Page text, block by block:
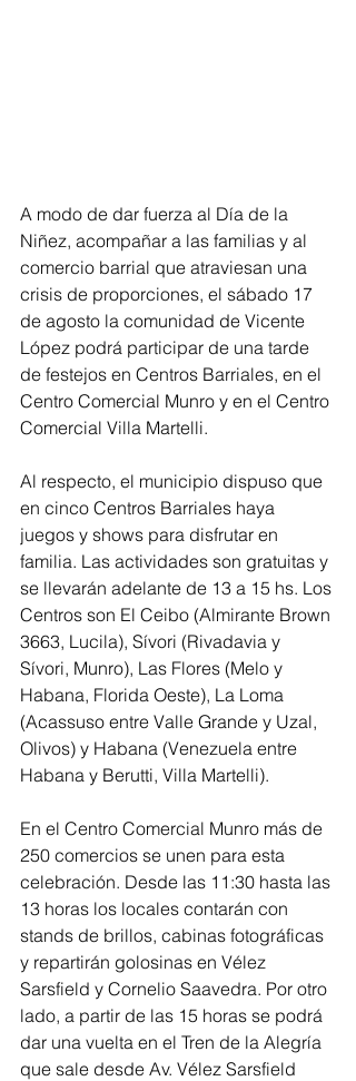
A modo de dar fuerza al Día de la
Niñez, acompañar a las familias y al
comercio barrial que atraviesan una
crisis de proporciones, el sábado 17
de agosto la comunidad de Vicente
López podrá participar de una tarde
de festejos en Centros Barriales, en el
Centro Comercial Munro y en el Centro
Comercial Villa Martelli.
Al respecto, el municipio dispuso que
en cinco Centros Barriales haya
juegos y shows para disfrutar en
familia. Las actividades son gratuitas y
se llevarán adelante de 13 a 15 hs. Los
Centros son El Ceibo (Almirante Brown
3663, Lucila), Sívori (Rivadavia y
Sívori, Munro), Las Flores (Melo y
Habana, Florida Oeste), La Loma
(Acassuso entre Valle Grande y Uzal,
Olivos) y Habana (Venezuela entre
Habana y Berutti, Villa Martelli).
En el Centro Comercial Munro más de
250 comercios se unen para esta
celebración. Desde las 11:30 hasta las
13 horas los locales contarán con
stands de brillos, cabinas fotográficas
y repartirán golosinas en Vélez
Sarsfield y Cornelio Saavedra. Por otro
lado, a partir de las 15 horas se podrá
dar una vuelta en el Tren de la Alegría
que sale desde Av. Vélez Sarsfield